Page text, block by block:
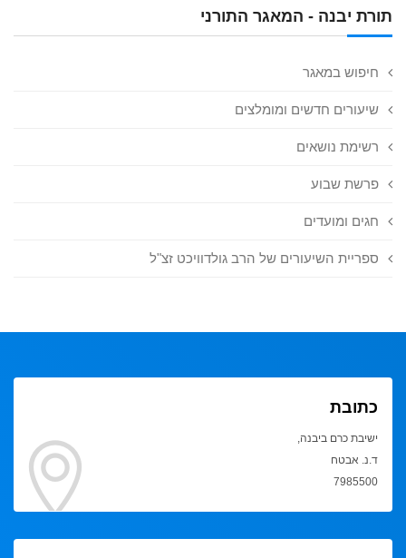
תורת יבנה - המאגר התורני
חיפוש במאגר
שיעורים חדשים ומומלצים
רשימת נושאים
פרשת שבוע
חגים ומועדים
ספריית השיעורים של הרב גולדוויכט זצ"ל
כתובת
ישיבת כרם ביבנה,
ד.נ. אבטח
7985500